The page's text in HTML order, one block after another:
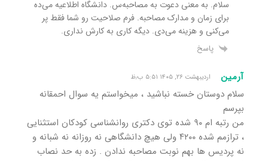
سلام. به معنی دعوت به مصاحبه‌س. دانشگاه اطلاعیه می‌ده
برای زمان و مدارک مصاحبه. فرم صلاحیت رو شما فقط پر
می‌کنی و هزینه می‌دی. دیگه کاری به کارش نداری.
پاسخ
آرمین اردیبهشت ۲۶, ۱۴۰۵ ۵:۵۱ ب٫ظ
سلام دوستان خسته نباشید ، میخواستم یه سوال احمقانه
بپرسم
من رتبه ام ۹۰ شده توی دکتری روانشناسی کودکان استثنایی
، ترازمم شده ۴۲۰۰ ولی هیچ دانشگاهی نه روزانه نه شبانه و
نه پردیس ها بهم نوبت مصاحبه ندادن . زده به حد نصاب